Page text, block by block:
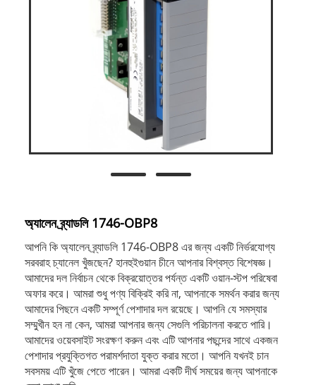
অ্যালেন ব্র্যাডলি 1746-OBP8
আপনি কি অ্যালেন ব্র্যাডলি 1746-OBP8 এর জন্য একটি নির্ভরযোগ্য
সরবরাহ চ্যানেল খুঁজছেন? হানহুইগুয়ান চীনে আপনার বিশ্বস্ত বিশেষজ্ঞ।
আমাদের দল নির্বাচন থেকে বিক্রয়োত্তর পর্যন্ত একটি ওয়ান-স্টপ পরিষেবা
অফার করে। আমরা শুধু পণ্য বিক্রিই করি না, আপনাকে সমর্থন করার জন্য
আমাদের পিছনে একটি সম্পূর্ণ পেশাদার দল রয়েছে। আপনি যে সমস্যার
সম্মুখীন হন না কেন, আমরা আপনার জন্য সেগুলি পরিচালনা করতে পারি।
আমাদের ওয়েবসাইট সংরক্ষণ করুন এবং এটি আপনার পছন্দের সাথে একজন
পেশাদার প্রযুক্তিগত পরামর্শদাতা যুক্ত করার মতো। আপনি যখনই চান
সবসময় এটি খুঁজে পেতে পারেন। আমরা একটি দীর্ঘ সময়ের জন্য আপনাকে